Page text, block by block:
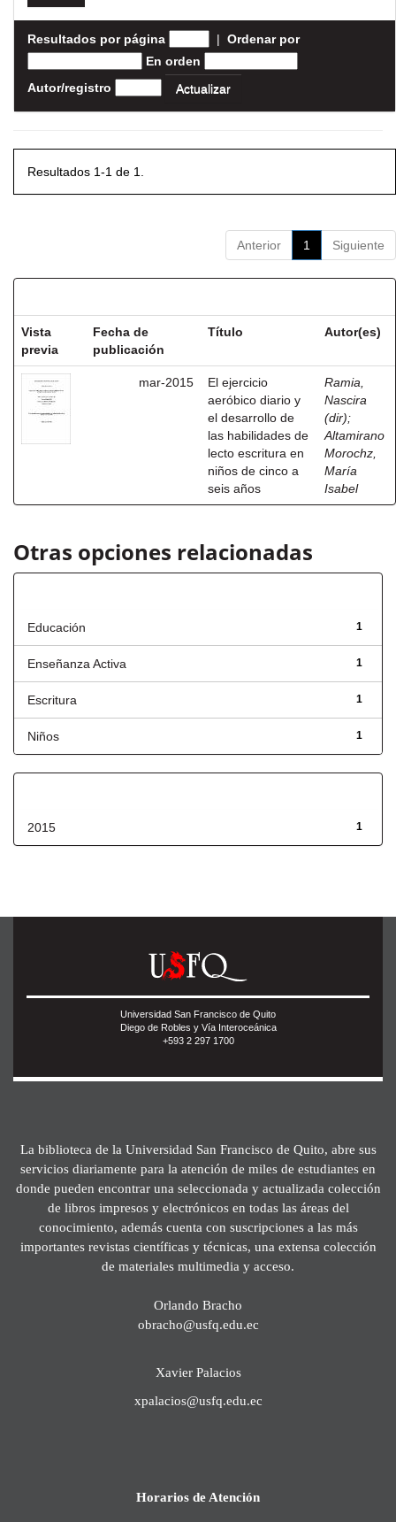
Resultados por página | Ordenar por
En orden
Autor/registro
Resultados 1-1 de 1.
Anterior 1 Siguiente
Vista
previa
Fecha de
publicación
Título Autor(es)
mar-2015
El ejercicio
aeróbico diario y
el desarrollo de
las habilidades de
lecto escritura en
niños de cinco a
seis años
Ramia,
Nascira
(dir);
Altamirano
Morochz,
María
Isabel
Otras opciones relacionadas
1
Educación
1
Enseñanza Activa
1
Escritura
1
Niños
1
2015
Universidad San Francisco de Quito
Diego de Robles y Vía Interoceánica
+593 2 297 1700
La biblioteca de la Universidad San Francisco de Quito, abre sus
servicios diariamente para la atención de miles de estudiantes en
donde pueden encontrar una seleccionada y actualizada colección
de libros impresos y electrónicos en todas las áreas del
conocimiento, además cuenta con suscripciones a las más
importantes revistas científicas y técnicas, una extensa colección
de materiales multimedia y acceso.
Orlando Bracho
obracho@usfq.edu.ec
Xavier Palacios
xpalacios@usfq.edu.ec
Horarios de Atención